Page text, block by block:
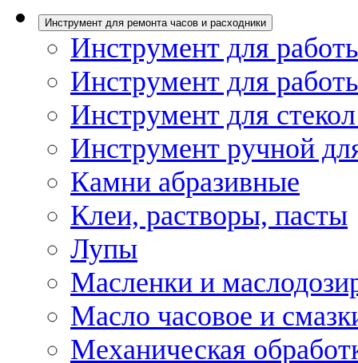
Инструмент для ремонта часов и расходники
Инструмент для
Инструмент для
Инструмент для
Инструмент ручной
Камни абразивные
Клеи, растворы, пасты
Лупы
Масленки и
Масло часовое и
Механическая